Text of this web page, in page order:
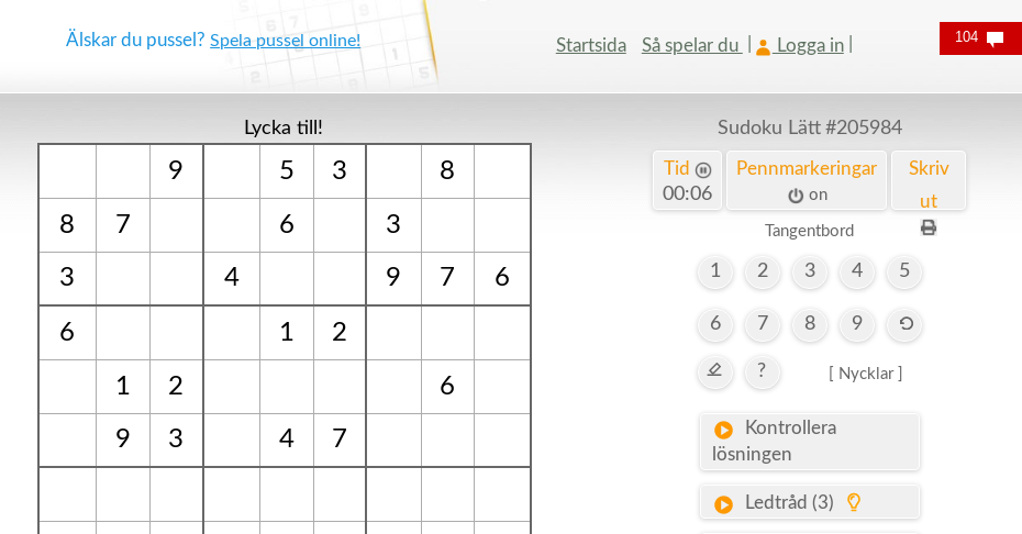
Älskar du pussel?Spela pussel online! Startsida Så spelar du Logga in
Lycka till!
9 5 3 8
8 7 6
3
3
4 9 7 6
6 1 2
1 2
6
9
3 4 7
Sudoku Lätt #205984
Tid
00:06
Pennmarkeringar
on
Skriv
ut
Tangentbord
1 2 3 4 5
6 7 8 9
? [ Nycklar ]
Kontrollera
lösningen
Ledtråd (3)
104